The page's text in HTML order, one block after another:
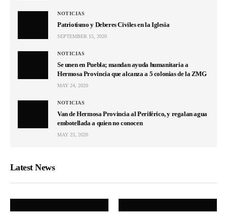
NOTICIAS
Patriotismo y Deberes Civiles en la Iglesia
SEPTEMBER 15, 2020
NOTICIAS
Se unen en Puebla; mandan ayuda humanitaria a
Hermosa Provincia que alcanza a 5 colonias de la ZMG
MAY 24, 2020
NOTICIAS
Van de Hermosa Provincia al Periférico, y regalan agua
embotellada a quien no conocen
MAY 23, 2020
Latest News